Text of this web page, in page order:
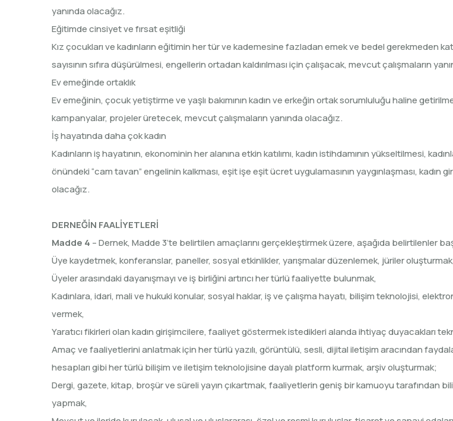
yanında olacağız.
Eğitimde cinsiyet ve fırsat eşitliği
Kız çocukları ve kadınların eğitimin her tür ve kademesine fazladan emek ve bedel gerekmeden
sayısının sıfıra düşürülmesi, engellerin ortadan kaldırılması için çalışacak, mevcut çalışmaların
Ev emeğinde ortaklık
Ev emeğinin, çocuk yetiştirme ve yaşlı bakımının kadın ve erkeğin ortak sorumluluğu haline
kampanyalar, projeler üretecek, mevcut çalışmaların yanında olacağız.
İş hayatında daha çok kadın
Kadınların iş hayatının, ekonominin her alanına etkin katılımı, kadın istihdamının yükseltilmesi,
önündeki “cam tavan” engelinin kalkması, eşit işe eşit ücret uygulamasının yaygınlaşması, kadın
olacağız.
DERNEĞİN FAALİYETLERİ
Madde 4 – Dernek, Madde 3’te belirtilen amaçlarını gerçekleştirmek üzere, aşağıda belirtilenler
Üye kaydetmek, konferanslar, paneller, sosyal etkinlikler, yarışmalar düzenlemek, jüriler
Üyeler arasındaki dayanışmayı ve iş birliğini artırıcı her türlü faaliyette bulunmak,
Kadınlara, idari, mali ve hukuki konular, sosyal haklar, iş ve çalışma hayatı, bilişim teknolojisi,
vermek,
Yaratıcı fikirleri olan kadın girişimcilere, faaliyet göstermek istedikleri alanda ihtiyaç duyacakları
Amaç ve faaliyetlerini anlatmak için her türlü yazılı, görüntülü, sesli, dijital iletişim aracından
hesapları gibi her türlü bilişim ve iletişim teknolojisine dayalı platform kurmak, arşiv oluşturmak;
Dergi, gazete, kitap, broşür ve süreli yayın çıkartmak, faaliyetlerin geniş bir kamuoyu tarafından
yapmak,